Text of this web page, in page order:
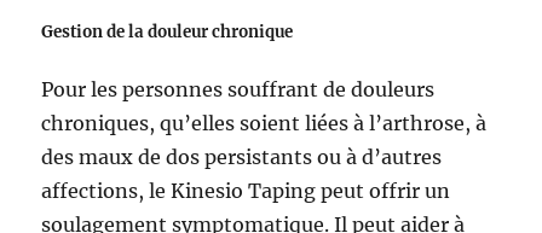
Gestion de la douleur chronique
Pour les personnes souffrant de douleurs
chroniques, qu’elles soient liées à l’arthrose, à
des maux de dos persistants ou à d’autres
affections, le Kinesio Taping peut offrir un
soulagement symptomatique. Il peut aider à